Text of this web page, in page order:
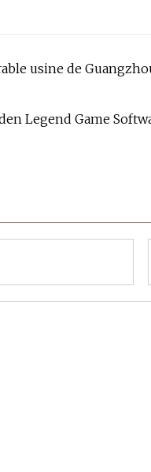
usine de
Legend Game